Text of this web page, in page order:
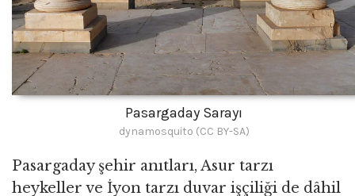
Pasargaday Sarayı
dynamosquito (CC BY-SA)
Pasargaday şehir anıtları, Asur tarzı
heykeller ve İyon tarzı duvar işçiliği de dâhil